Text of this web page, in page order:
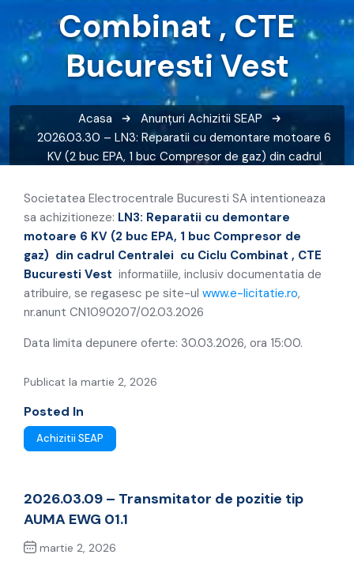
Combinat , CTE
Bucuresti Vest
Acasa Anunțuri Achizitii SEAP
2026.03.30 – LN3: Reparatii cu demontare motoare 6
KV (2 buc EPA, 1 buc Compresor de gaz) din cadrul
Societatea Electrocentrale Bucuresti SA intentioneaza
sa achizitioneze: LN3: Reparatii cu demontare
motoare 6 KV (2 buc EPA, 1 buc Compresor de
gaz) din cadrul Centralei cu Ciclu Combinat , CTE
Bucuresti Vest informatiile, inclusiv documentatia de
atribuire, se regasesc pe site-ul www.e-licitatie.ro,
nr.anunt CN1090207/02.03.2026
Data limita depunere oferte: 30.03.2026, ora 15:00.
Publicat la martie 2, 2026
Posted In
Achizitii SEAP
2026.03.09 – Transmitator de pozitie tip
AUMA EWG 01.1
martie 2, 2026